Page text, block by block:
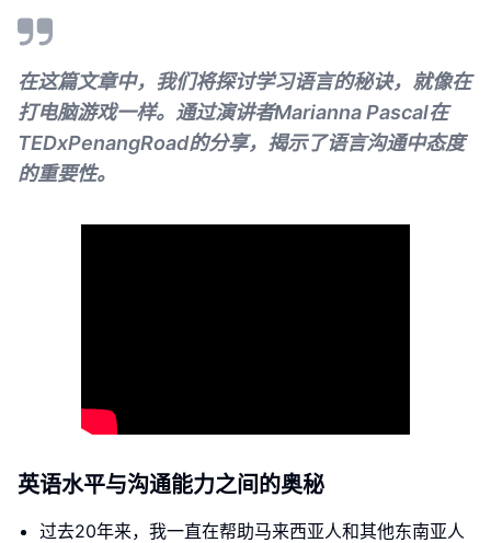
在这篇文章中，我们将探讨学习语言的秘诀，就像在
打电脑游戏一样。通过演讲者Marianna Pascal在
TEDxPenangRoad的分享，揭示了语言沟通中态度
的重要性。
英语水平与沟通能力之间的奥秘
过去20年来，我一直在帮助马来西亚人和其他东南亚人